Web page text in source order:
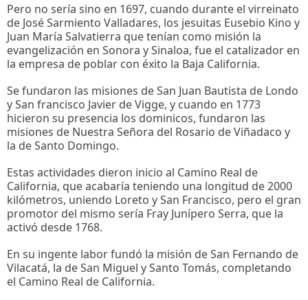
Pero no sería sino en 1697, cuando durante el virreinato
de José Sarmiento Valladares, los jesuitas Eusebio Kino y
Juan María Salvatierra que tenían como misión la
evangelización en Sonora y Sinaloa, fue el catalizador en
la empresa de poblar con éxito la Baja California.
Se fundaron las misiones de San Juan Bautista de Londo
y San francisco Javier de Vigge, y cuando en 1773
hicieron su presencia los dominicos, fundaron las
misiones de Nuestra Señora del Rosario de Viñadaco y
la de Santo Domingo.
Estas actividades dieron inicio al Camino Real de
California, que acabaría teniendo una longitud de 2000
kilómetros, uniendo Loreto y San Francisco, pero el gran
promotor del mismo sería Fray Junípero Serra, que la
activó desde 1768.
En su ingente labor fundó la misión de San Fernando de
Vilacatá, la de San Miguel y Santo Tomás, completando
el Camino Real de California.